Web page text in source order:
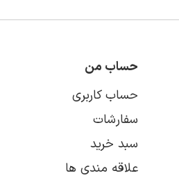
حساب من
حساب کاربری
سفارشات
سبد خرید
علاقه مندی ها